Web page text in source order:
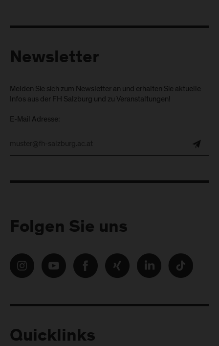
Newsletter
Melden Sie sich zum Newsletter an und erhalten Sie aktuelle
Infos aus der FH Salzburg und zu Veranstaltungen!
E-Mail Adresse:
Folgen Sie uns
Quicklinks